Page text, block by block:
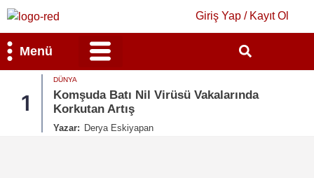
Giriş Yap / Kayıt Ol
Menü
1
DÜNYA
Komşuda Batı Nil Virüsü Vakalarında
Korkutan Artış
Yazar: Derya Eskiyapan